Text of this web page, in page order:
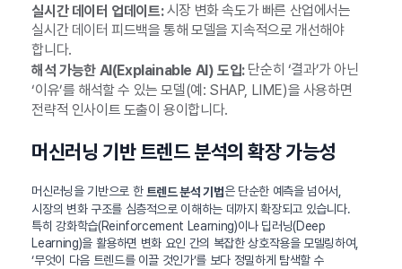
실시간 데이터 업데이트:시장 변화 속도가 빠른 산업에서는
실시간 데이터 피드백을 통해 모델을 지속적으로 개선해야
합니다.
해석 가능한 AI(Explainable AI) 도입:단순히 ‘결과’가 아닌
‘이유’를 해석할 수 있는 모델(예: SHAP, LIME)을 사용하면
전략적 인사이트 도출이 용이합니다.
머신러닝 기반 트렌드 분석의 확장 가능성
머신러닝을 기반으로 한트렌드 분석 기법은 단순한 예측을 넘어서,
시장의 변화 구조를 심층적으로 이해하는 데까지 확장되고 있습니다.
특히 강화학습(Reinforcement Learning)이나 딥러닝(Deep
Learning)을 활용하면 변화 요인 간의 복잡한 상호작용을 모델링하여,
‘무엇이 다음 트렌드를 이끌 것인가’를 보다 정밀하게 탐색할 수